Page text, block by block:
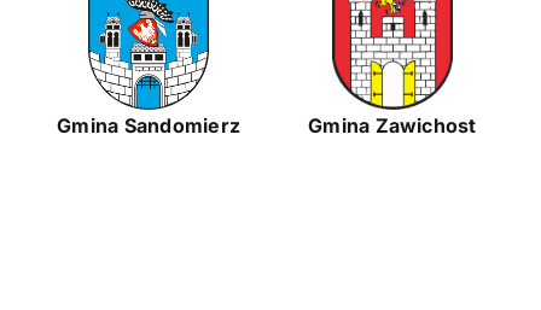
Gmina Sandomierz Gmina Zawichost